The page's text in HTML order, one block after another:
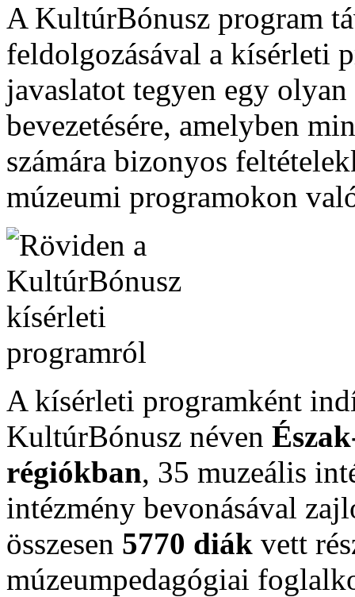
A KultúrBónusz program
feldolgozásával a kísérleti
javaslatot tegyen egy
bevezetésére, amelyben
számára bizonyos
múzeumi programokon
A kísérleti programként
KultúrBónusz néven
régiókban, 35 muzeális
intézmény bevonásával
összesen 5770 diák vett
múzeumpedagógiai